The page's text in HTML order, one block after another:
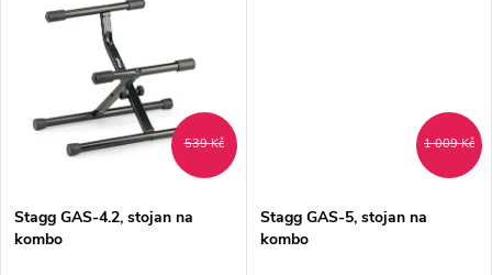
ůů
539 Kč
Stagg GAS-4.2, stojan na
kombo
1 009 Kč
Stagg GAS-5, stojan na
kombo